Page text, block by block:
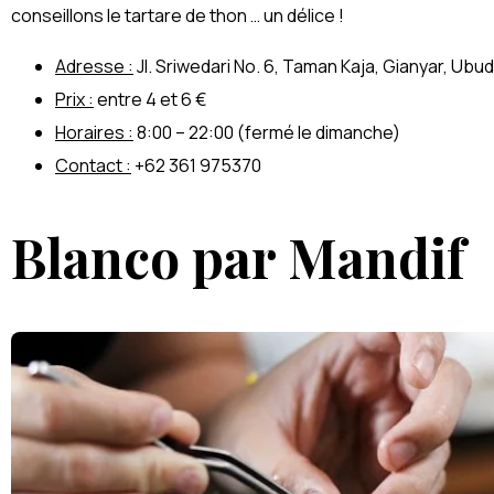
conseillons le tartare de thon … un délice !
Adresse : Jl. Sriwedari No. 6, Taman Kaja, Gianyar,
Prix : entre 4 et 6 €
Horaires : 8:00 – 22:00 (fermé le dimanche)
Contact : +62 361 975370
Blanco par Mandif